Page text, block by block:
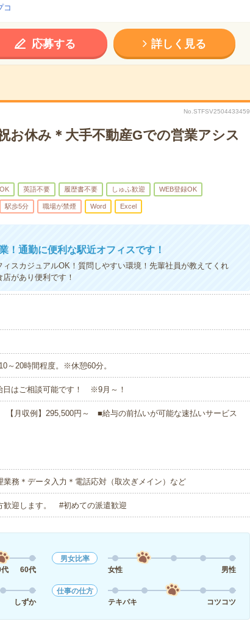
コ
応募する 詳しく見る
No.STFSV2504433459
お休み＊大手不動産Gでの営業アシス
英語不要 履歴書不要 しゅふ歓迎 WEB登録OK
駅歩5分 職場が禁煙 Word Excel
！通勤に便利な駅近オフィスです！
スカジュアルOK！質問しやすい環境！先輩社員が教えてくれ
があり便利です！
20時間程度。※休憩60分。
はご相談可能です！ ※9月～！
【月収例】295,500円～ ■給与の前払いが可能な速払いサービス
業務＊データ入力＊電話応対（取次ぎメイン）など
歓迎します。 #初めての派遣歓迎
60代
男女比率
女性
男性
しずか
仕事の仕方
テキパキ
コツコツ